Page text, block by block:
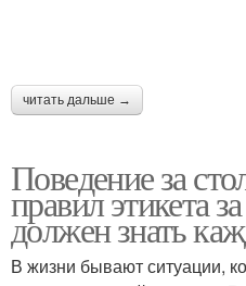
читать дальше →
Поведение за
правил этикета
должен знать
В жизни бывают ситуации,